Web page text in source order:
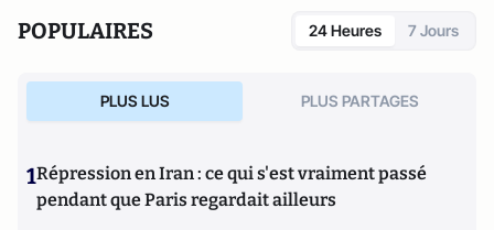
POPULAIRES 24 Heures 7 Jours
PLUS LUS PLUS PARTAGES
1Répression en Iran : ce qui s'est vraiment passé
pendant que Paris regardait ailleurs